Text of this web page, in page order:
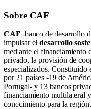
Sobre CAF
CAF -banco de desarrollo
impulsar el desarrollo
mediante el financiamiento
privado, la provisión de
especializados. Constituido
por 21 países -19 de
Portugal- y 13 bancos
financiamiento multilateral
conocimiento para la región.